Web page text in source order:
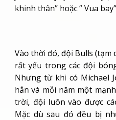
khinh thân” hoặc ” Vua
Vào thời đó, đội Bulls (tạm
rất yếu trong các đội
Nhưng từ khi có Michael
hẳn và mỗi năm một
trời, đội luôn vào được
Mặc dù sau đó đều bị